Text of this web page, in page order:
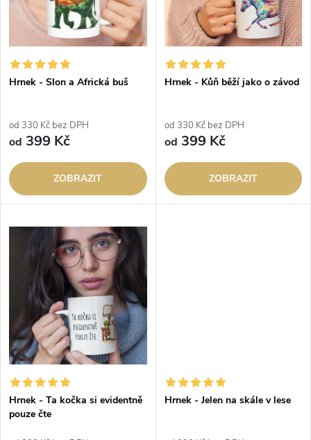
p
r
o
d
u
k
s
p
o
d
u
ů
Hrnek - Slon a Africká buš
od 330 Kč bez DPH
od 399 Kč
ZOBRAZIT
Hrnek - Kůň běží jako o závod
od 330 Kč bez DPH
od 399 Kč
ZOBRAZIT
Hrnek - Ta kočka si evidentně
pouze čte
Hrnek - Jelen na skále v lese